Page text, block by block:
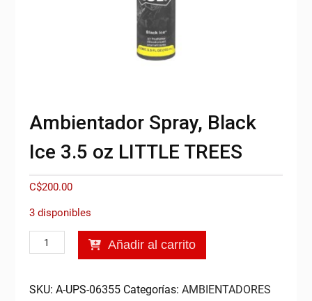
Ambientador Spray, Black
Ice 3.5 oz LITTLE TREES
C$200.00
3 disponibles
Ambientador
Spray,
Ice
Añadir al carrito
SKU: A-UPS-06355 Categorías: AMBIENTADORES